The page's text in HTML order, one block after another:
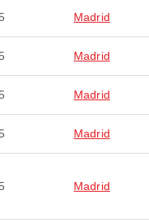
Madrid
Madrid
Madrid
Madrid
Madrid